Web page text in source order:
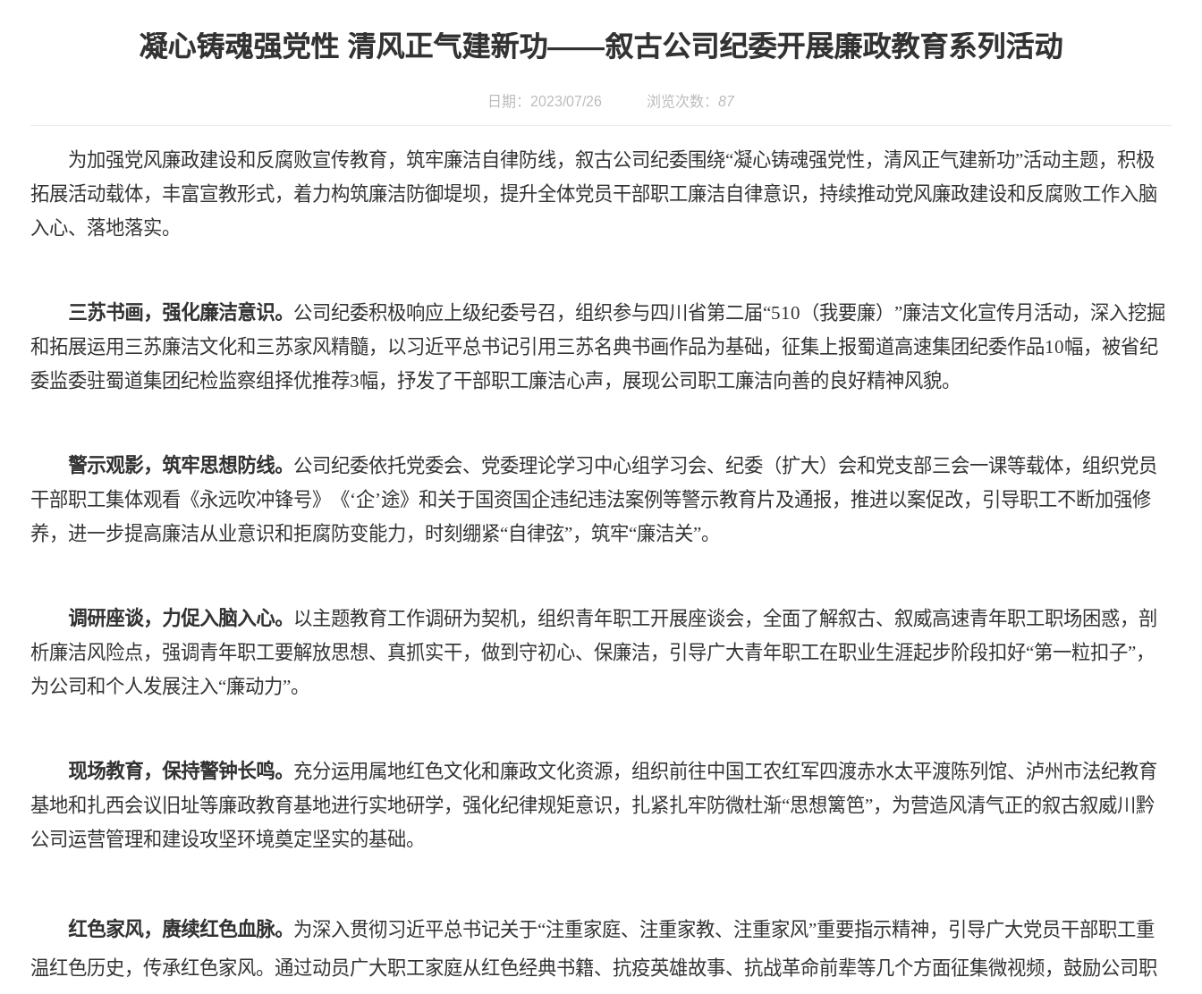
凝心铸魂强党性 清风正气建新功——叙古公司纪委开展廉政教育系列活动
日期：2023/07/26 浏览次数： 87
为加强党风廉政建设和反腐败宣传教育，筑牢廉洁自律防线，叙古公司纪委围绕“凝心铸魂强党性，清风正气建新功”活动主题，积极
拓展活动载体，丰富宣教形式，着力构筑廉洁防御堤坝，提升全体党员干部职工廉洁自律意识，持续推动党风廉政建设和反腐败工作入脑
入心、落地落实。
三苏书画，强化廉洁意识。 公司纪委积极响应上级纪委号召，组织参与四川省第二届“510（我要廉）”廉洁文化宣传月活动，深入挖掘
和拓展运用三苏廉洁文化和三苏家风精髓，以习近平总书记引用三苏名典书画作品为基础， 征集上报蜀道高速集团纪委作品10幅，被省纪
委监委驻蜀道集团纪检监察组择优推荐3幅， 抒发了干部职工廉洁心声，展现公司职工廉洁向善的良好精神风貌。
警示观影，筑牢思想防线。 公司纪委依托党委会、党委理论学习中心组学习会、纪委（扩大）会和党支部三会一课等载体，组织党员
干部职工集体观看《永远吹冲锋号》《‘企’途》 和关于国资国企违纪违法案例 等警示教育片及通报， 推进以案促改，引导职工不断加强修
养，进一步提高廉洁从业意识和拒腐防变能力，时刻绷紧“自律弦”，筑牢“廉洁关”。
调研座谈，力促入脑入心。 以主题教育工作调研为契机， 组织青年职工开展座谈会，全面了解叙古、叙威高速青年职工职场困惑，剖
析廉洁风险点，强调青年职工要解放思想、 真抓实干， 做到 守初心、 保廉洁，引导广大青年职工在职业生涯起步阶段扣好“第一粒扣子”，
为公司和个人发展注入“廉动力”。
现场教育，保持警钟长鸣。 充分运用属地红色文化和廉政文化资源，组织前往中国工农红军四渡赤水太平渡陈列馆、 泸州市法纪教育
基地和扎西会议旧址等廉政教育基地进行实地研学，强化纪律规矩意识，扎紧扎牢防微杜渐“思想篱笆”，为营造风清气正的叙古叙威川黔
公司运营管理和建设攻坚环境奠定坚实的基础。
红色家风，赓续红色血脉。 为深入贯彻习近平总书记关于“注重家庭、注重家教、注重家风”重要指示精神，引导广大党员干部职工重
温红色历史，传承红色家风。通过动员广大职工家庭从红色经典书籍、抗疫英雄故事、抗战革命前辈等几个方面征集微视频，鼓励公司职